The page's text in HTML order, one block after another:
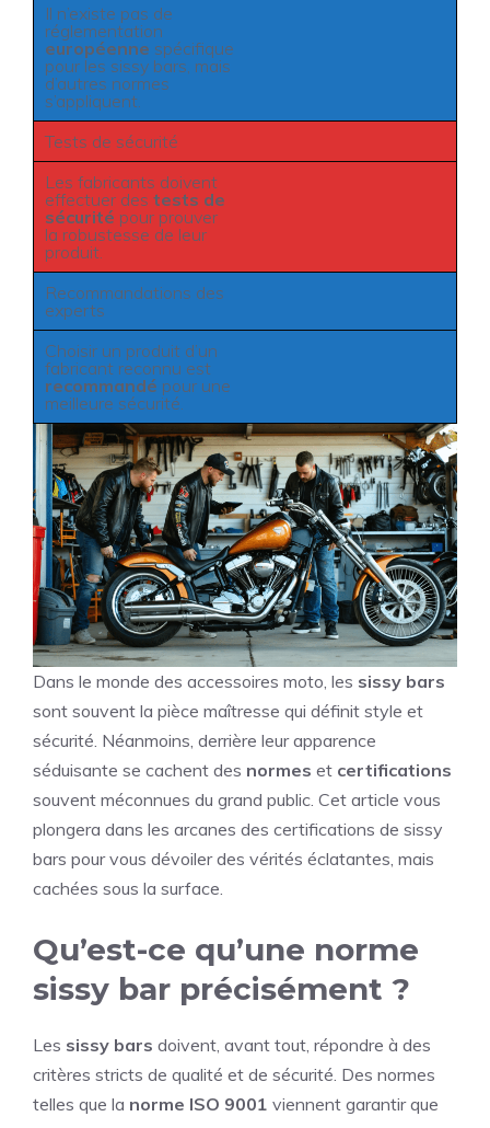
Il n’existe pas de
réglementation
européenne spécifique
pour les sissy bars, mais
d’autres normes
s’appliquent.
Tests de sécurité
Les fabricants doivent
effectuer des tests de
sécurité pour prouver
la robustesse de leur
produit.
Recommandations des
experts
Choisir un produit d’un
fabricant reconnu est
recommandé pour une
meilleure sécurité.
Dans le monde des accessoires moto, les sissy bars
sont souvent la pièce maîtresse qui définit style et
sécurité. Néanmoins, derrière leur apparence
séduisante se cachent des normes et certifications
souvent méconnues du grand public. Cet article vous
plongera dans les arcanes des certifications de sissy
bars pour vous dévoiler des vérités éclatantes, mais
cachées sous la surface.
Qu’est-ce qu’une norme
sissy bar précisément ?
Les sissy bars doivent, avant tout, répondre à des
critères stricts de qualité et de sécurité. Des normes
telles que la norme ISO 9001 viennent garantir que